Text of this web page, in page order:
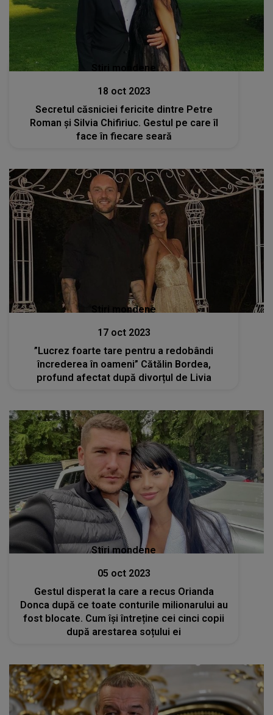
Stiri mondene
18 oct 2023
Secretul căsniciei fericite dintre Petre
Roman și Silvia Chifiriuc. Gestul pe care îl
face în fiecare seară
Stiri mondene
17 oct 2023
”Lucrez foarte tare pentru a redobândi
încrederea în oameni” Cătălin Bordea,
profund afectat după divorțul de Livia
Stiri mondene
05 oct 2023
Gestul disperat la care a recus Orianda
Donca după ce toate conturile milionarului au
fost blocate. Cum își întreține cei cinci copii
după arestarea soțului ei